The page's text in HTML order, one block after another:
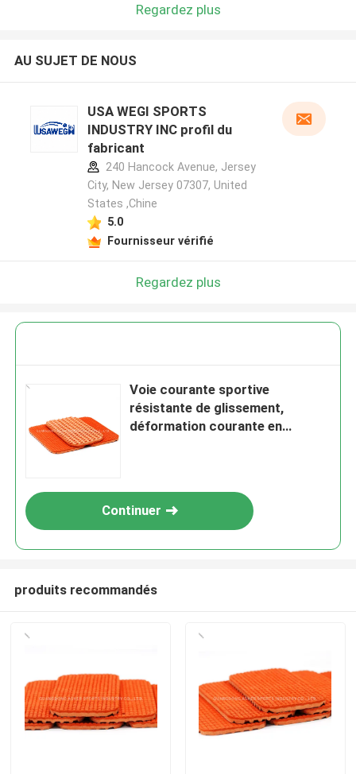
Regardez plus
AU SUJET DE NOUS
USA WEGI SPORTS
INDUSTRY INC profil du
fabricant
240 Hancock Avenue, Jersey
City, New Jersey 07307, United
States ,Chine
5.0
Fournisseur vérifié
Regardez plus
Voie courante sportive
résistante de glissement,
déformation courante en
Continuer
produits recommandés